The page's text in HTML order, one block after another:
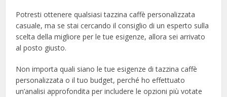
Potresti ottenere qualsiasi tazzina caffè personalizzata
casuale, ma se stai cercando il consiglio di un esperto sulla
scelta della migliore per le tue esigenze, allora sei arrivato
al posto giusto.
Non importa quali siano le tue esigenze di tazzina caffè
personalizzata o il tuo budget, perché ho effettuato
un’analisi approfondita per includere le opzioni più votate